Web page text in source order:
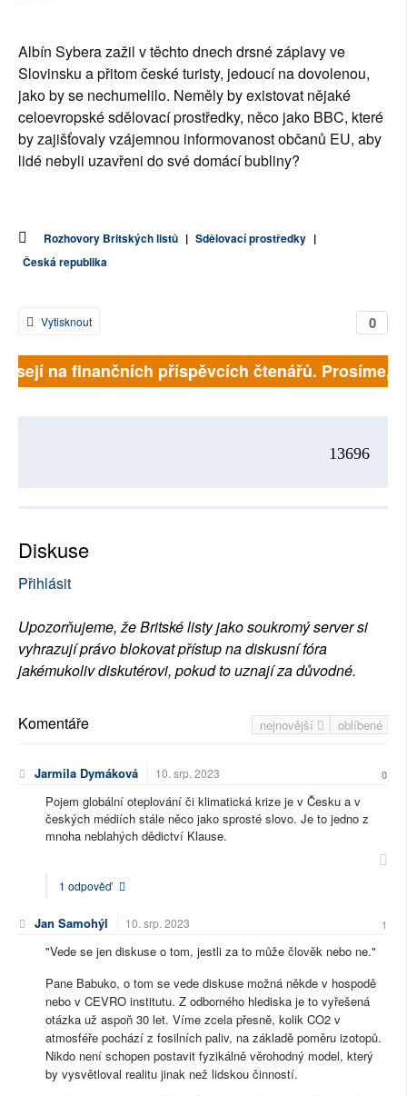
Albín Sybera zažil v těchto dnech drsné záplavy ve
Slovinsku a přitom české turisty, jedoucí na dovolenou,
jako by se nechumelilo. Neměly by existovat nějaké
celoevropské sdělovací prostředky, něco jako BBC, které
by zajišťovaly vzájemnou informovanost občanů EU, aby
lidé nebyli uzavřeni do své domácí bubliny?
Rozhovory Britských listů | Sdělovací prostředky |
Česká republika
0
Vytisknout
na finančních příspěvcích čtenářů. Prosíme,
13696
Diskuse
Přihlásit
Upozorňujeme, že Britské listy jako soukromý server si
vyhrazují právo blokovat přístup na diskusní fóra
jakémukoliv diskutérovi, pokud to uznají za důvodné.
nejnovější oblíbené
Komentáře
Jarmila Dymáková 10. srp. 2023 0
Pojem globální oteplování či klimatická krize je v Česku a v
českých médiích stále něco jako sprosté slovo. Je to jedno z
mnoha neblahých dědictví Klause.
1 odpověď
Jan Samohýl 10. srp. 2023 1
"Vede se jen diskuse o tom, jestli za to může člověk nebo ne."
Pane Babuko, o tom se vede diskuse možná někde v hospodě
nebo v CEVRO institutu. Z odborného hlediska je to vyřešená
otázka už aspoň 30 let. Víme zcela přesně, kolik CO2 v
atmosféře pochází z fosilních paliv, na základě poměru izotopů.
Nikdo není schopen postavit fyzikálně věrohodný model, který
by vysvětloval realitu jinak než lidskou činností.